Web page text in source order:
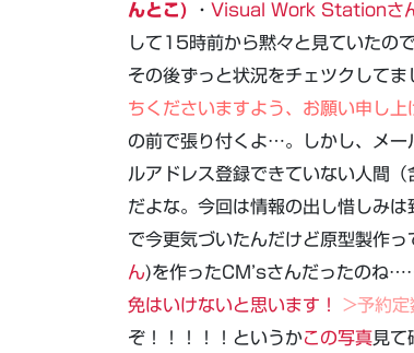
んとこ) ・ Visual Work Stationさん
して15時前から黙々と見ていたの
その後ずっと状況をチェツクしてま
ちくださいますよう、お願い申し上
の前で張り付くよ…。しかし、メー
ルアドレス登録できていない人間
だよな。今回は情報の出し惜しみ
で今更気づいたんだけど原型製作っ
ん)を作ったCM’sさんだった
免はいけないと思います！
>予約定
ぞ！！！！！というかこの写真見て